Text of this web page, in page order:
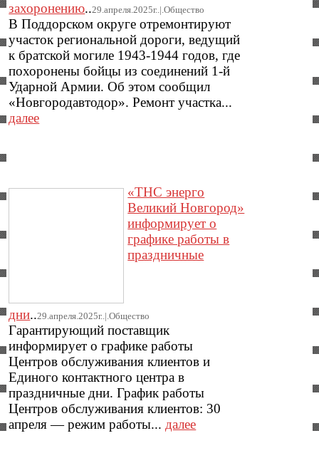
захоронению..29.апреля.2025г..|.Общество
В Поддорском округе отремонтируют
участок региональной дороги, ведущий
к братской могиле 1943-1944 годов, где
похоронены бойцы из соединений 1-й
Ударной Армии. Об этом сообщил
«Новгородавтодор». Ремонт участка...
далее
«ТНС энерго
Великий Новгород»
информирует о
графике работы в
праздничные
дни..29.апреля.2025г..|.Общество
Гарантирующий поставщик
информирует о графике работы
Центров обслуживания клиентов и
Единого контактного центра в
праздничные дни. График работы
Центров обслуживания клиентов: 30
апреля — режим работы... далее